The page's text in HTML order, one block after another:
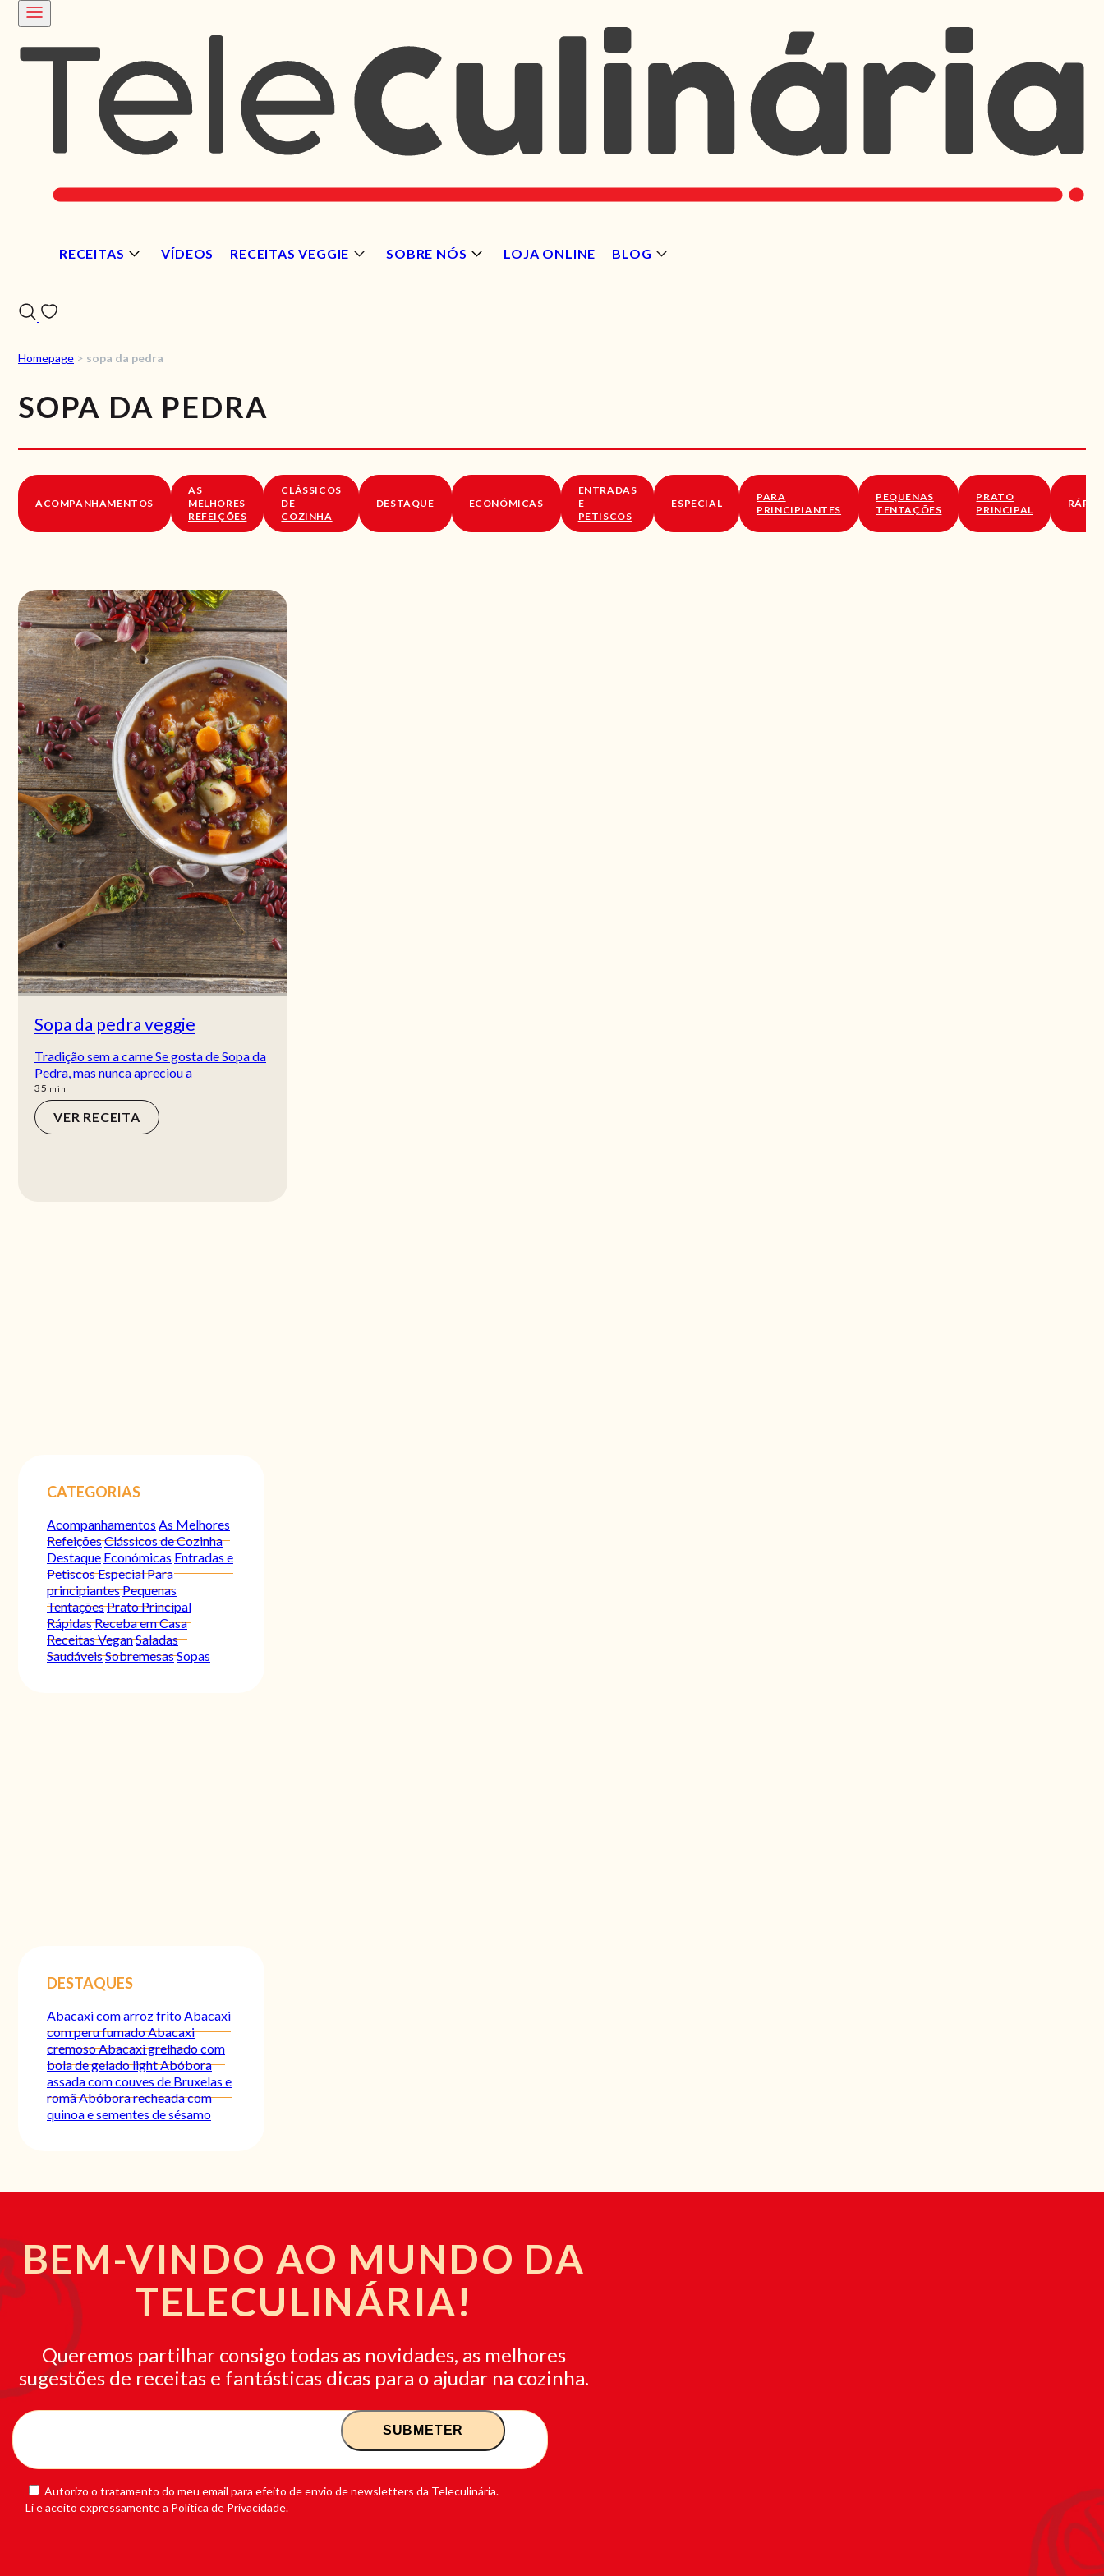
RECEITAS VÍDEOS RECEITAS VEGGIE SOBRE NÓS LOJA ONLINE BLOG
SOBRE NÓS
Homepage > sopa da pedra
SOPA DA PEDRA
ACOMPANHAMENTOS
AS
MELHORES
REFEIÇÕES
CLÁSSICOS
DE
COZINHA
DESTAQUE ECONÓMICAS
ENTRADAS
E
PETISCOS
ESPECIAL
PARA
PRINCIPIANTES
PEQUENAS
TENTAÇÕES
PRATO
PRINCIPAL
Sopa da pedra veggie
Tradição sem a carne Se gosta de Sopa da
Pedra, mas nunca apreciou a
35 min
min
VER RECEITA
CATEGORIAS
Acompanhamentos As Melhores
RefeiçõesClássicos de Cozinha
Destaque EconómicasEntradas e
PetiscosEspecialPara
principiantesPequenas
TentaçõesPrato Principal
RápidasReceba em Casa
Receitas VeganSaladas
SaudáveisSobremesasSopas
DESTAQUES
Abacaxi com arroz fritoAbacaxi
com peru fumadoAbacaxi
cremosoAbacaxi grelhado com
bola de gelado lightAbóbora
assada com couves de Bruxelas e
romãAbóbora recheada com
quinoa e sementes de sésamo
BEM-VINDO AO MUNDO DA
TELECULINÁRIA!
Queremos partilhar consigo todas as novidades, as melhores
sugestões de receitas e fantásticas dicas para o ajudar na cozinha.
Autorizo o tratamento do meu email para efeito de envio de newsletters da Teleculinária.
Li e aceito expressamente a Política de Privacidade.